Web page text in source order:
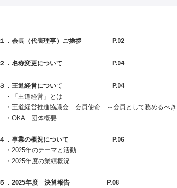
１．会長（代表理事）ご挨拶 P.02
２．名称変更について P.04
３．王道経営について P.04
・「王道経営」とは
・王道経営推進協議会 会員使命 ～会員として務めるべき
・OKA 団体概要
４．事業の概況について P.06
・2025年のテーマと活動
・2025年度の業績概況
５．2025年度 決算報告 P.08